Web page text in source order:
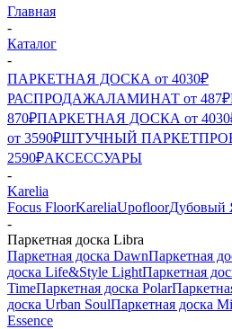
Главная
-
Каталог
-
ПАРКЕТНАЯ ДОСКА от 4030₽
РАСПРОДАЖАЛАМИНАТ от 487₽
870₽ПАРКЕТНАЯ ДОСКА от
от 3590₽ШТУЧНЫЙ ПАРКЕТ
2590₽АКСЕССУАРЫ
-
Karelia
Focus FloorKareliaUpofloorДубовый
-
Паркетная доска Libra
Паркетная доска DawnПаркетная
доска Life&Style LightПаркетная
TimeПаркетная доска Polar
доска Urban SoulПаркетная доска
Essence